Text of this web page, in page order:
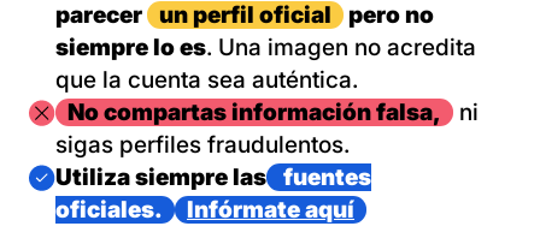
parecer
un perfil oficial
pero no
siempre lo es. Una imagen no acredita
que la cuenta sea auténtica.
ImagenNo compartas información falsa,
ni
sigas perfiles fraudulentos.
Imagen
Utiliza siempre las
fuentes
oficiales.
Infórmate aquí